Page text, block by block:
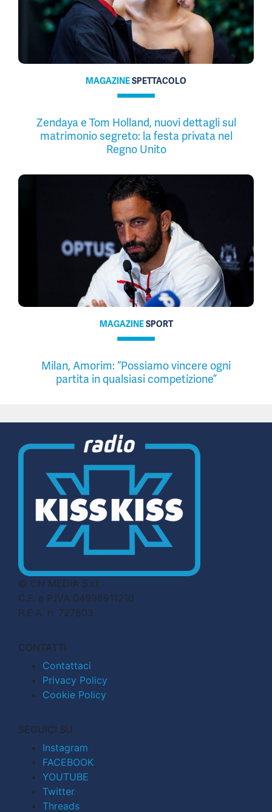
MAGAZINESPETTACOLO
Zendaya e Tom Holland, nuovi dettagli sul
matrimonio segreto: la festa privata nel
Regno Unito
MAGAZINESPORT
Milan, Amorim: “Possiamo vincere ogni
partita in qualsiasi competizione”
© CN MEDIA S.r.l.
C.F. e P.IVA 04998911210
R.E.A. n. 727803
CONTATTI
Contattaci
Privacy Policy
Cookie Policy
SEGUICI SU
Instagram
FACEBOOK
YOUTUBE
Twitter
Threads